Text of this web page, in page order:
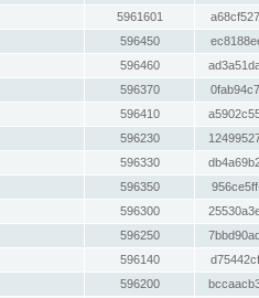
5961601
596450
596460
596370
596410
596230
596330
596350
596300
596250
596140
596200